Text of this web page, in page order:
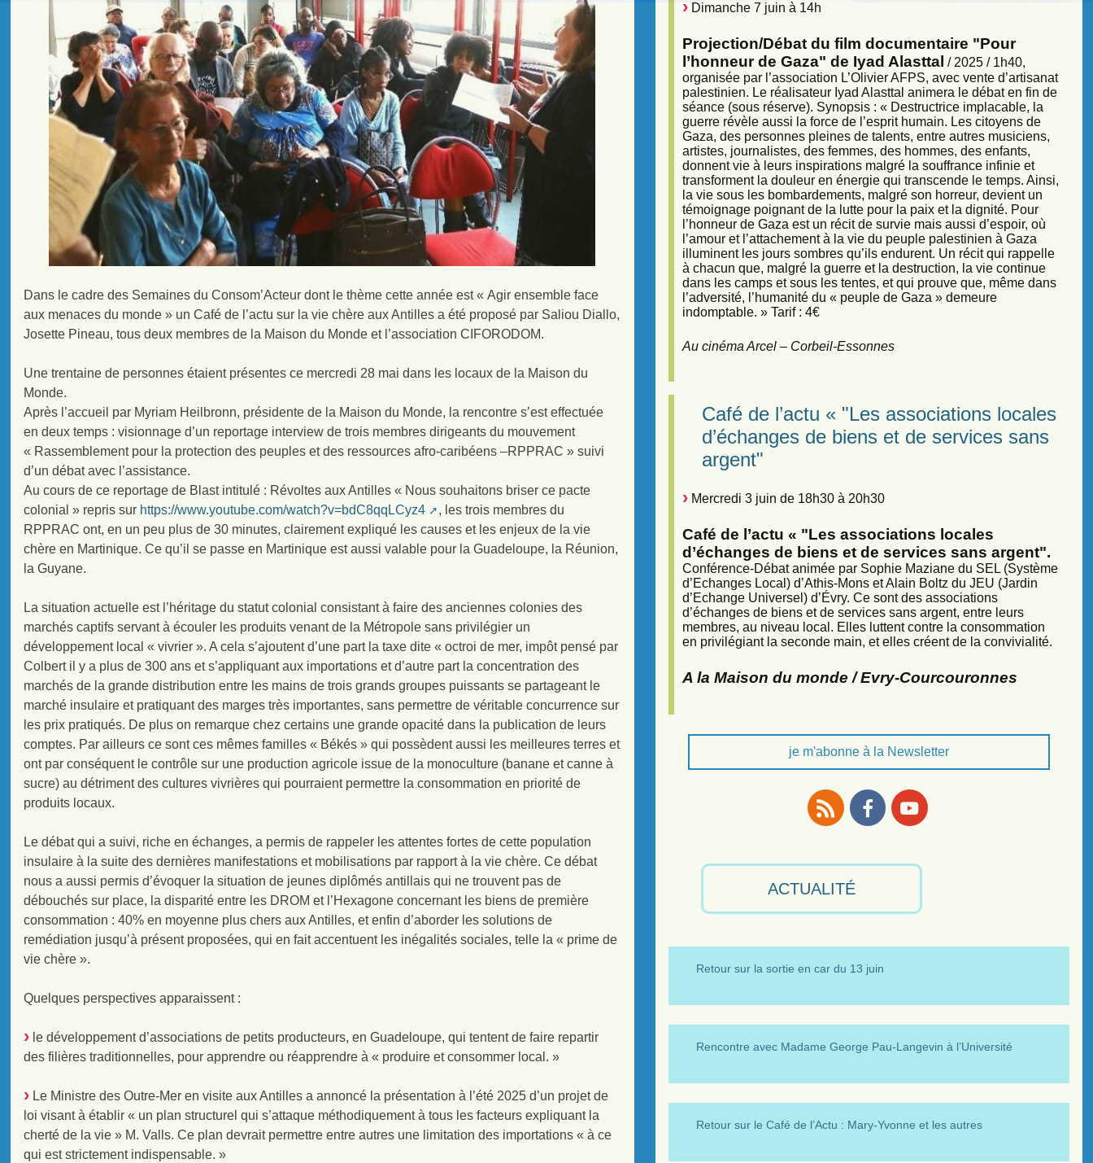
Dimanche 7 juin à 14h
Projection/Débat du film documentaire "Pour
l’honneur de Gaza" de Iyad Alasttal / 2025 / 1h40,
organisée par l’association L’Olivier AFPS, avec vente d’artisanat
palestinien. Le réalisateur Iyad Alasttal animera le débat en fin de
séance (sous réserve). Synopsis : « Destructrice implacable, la
guerre révèle aussi la force de l’esprit humain. Les citoyens de
Gaza, des personnes pleines de talents, entre autres musiciens,
artistes, journalistes, des femmes, des hommes, des enfants,
donnent vie à leurs inspirations malgré la souffrance infinie et
transforment la douleur en énergie qui transcende le temps. Ainsi,
la vie sous les bombardements, malgré son horreur, devient un
témoignage poignant de la lutte pour la paix et la dignité. Pour
l’honneur de Gaza est un récit de survie mais aussi d’espoir, où
l’amour et l’attachement à la vie du peuple palestinien à Gaza
illuminent les jours sombres qu’ils endurent. Un récit qui rappelle
à chacun que, malgré la guerre et la destruction, la vie continue
dans les camps et sous les tentes, et qui prouve que, même dans
l’adversité, l’humanité du « peuple de Gaza » demeure
indomptable. » Tarif : 4€
Au cinéma Arcel – Corbeil-Essonnes
Café de l’actu « "Les associations locales
d’échanges de biens et de services sans
argent"
Mercredi 3 juin de 18h30 à 20h30
Café de l’actu « "Les associations locales
d’échanges de biens et de services sans argent".
Conférence-Débat animée par Sophie Maziane du SEL (Système
d’Echanges Local) d’Athis-Mons et Alain Boltz du JEU (Jardin
d’Echange Universel) d’Évry. Ce sont des associations
d’échanges de biens et de services sans argent, entre leurs
membres, au niveau local. Elles luttent contre la consommation
en privilégiant la seconde main, et elles créent de la convivialité.
A la Maison du monde / Evry-Courcouronnes
je m'abonne à la Newsletter
ACTUALITÉ
Retour sur la sortie en car du 13 juin
Rencontre avec Madame George Pau-Langevin à l’Université
Retour sur le Café de l’Actu : Mary-Yvonne et les autres
Dans le cadre des Semaines du Consom’Acteur dont le thème cette année est « Agir ensemble face
aux menaces du monde » un Café de l’actu sur la vie chère aux Antilles a été proposé par Saliou Diallo,
Josette Pineau, tous deux membres de la Maison du Monde et l’association CIFORODOM.
Une trentaine de personnes étaient présentes ce mercredi 28 mai dans les locaux de la Maison du
Monde.
Après l’accueil par Myriam Heilbronn, présidente de la Maison du Monde, la rencontre s’est effectuée
en deux temps : visionnage d’un reportage interview de trois membres dirigeants du mouvement
« Rassemblement pour la protection des peuples et des ressources afro-caribéens –RPPRAC » suivi
d’un débat avec l’assistance.
Au cours de ce reportage de Blast intitulé : Révoltes aux Antilles « Nous souhaitons briser ce pacte
colonial » repris sur https://www.youtube.com/watch?v=bdC8qqLCyz4
, les trois membres du
RPPRAC ont, en un peu plus de 30 minutes, clairement expliqué les causes et les enjeux de la vie
chère en Martinique. Ce qu’il se passe en Martinique est aussi valable pour la Guadeloupe, la Réunion,
la Guyane.
La situation actuelle est l’héritage du statut colonial consistant à faire des anciennes colonies des
marchés captifs servant à écouler les produits venant de la Métropole sans privilégier un
développement local « vivrier ». A cela s’ajoutent d’une part la taxe dite « octroi de mer, impôt pensé par
Colbert il y a plus de 300 ans et s’appliquant aux importations et d’autre part la concentration des
marchés de la grande distribution entre les mains de trois grands groupes puissants se partageant le
marché insulaire et pratiquant des marges très importantes, sans permettre de véritable concurrence sur
les prix pratiqués. De plus on remarque chez certains une grande opacité dans la publication de leurs
comptes. Par ailleurs ce sont ces mêmes familles « Békés » qui possèdent aussi les meilleures terres et
ont par conséquent le contrôle sur une production agricole issue de la monoculture (banane et canne à
sucre) au détriment des cultures vivrières qui pourraient permettre la consommation en priorité de
produits locaux.
Le débat qui a suivi, riche en échanges, a permis de rappeler les attentes fortes de cette population
insulaire à la suite des dernières manifestations et mobilisations par rapport à la vie chère. Ce débat
nous a aussi permis d’évoquer la situation de jeunes diplômés antillais qui ne trouvent pas de
débouchés sur place, la disparité entre les DROM et l’Hexagone concernant les biens de première
consommation : 40% en moyenne plus chers aux Antilles, et enfin d’aborder les solutions de
remédiation jusqu’à présent proposées, qui en fait accentuent les inégalités sociales, telle la « prime de
vie chère ».
Quelques perspectives apparaissent :
le développement d’associations de petits producteurs, en Guadeloupe, qui tentent de faire repartir
des filières traditionnelles, pour apprendre ou réapprendre à « produire et consommer local. »
Le Ministre des Outre-Mer en visite aux Antilles a annoncé la présentation à l’été 2025 d’un projet de
loi visant à établir « un plan structurel qui s’attaque méthodiquement à tous les facteurs expliquant la
cherté de la vie » M. Valls. Ce plan devrait permettre entre autres une limitation des importations « à ce
qui est strictement indispensable. »